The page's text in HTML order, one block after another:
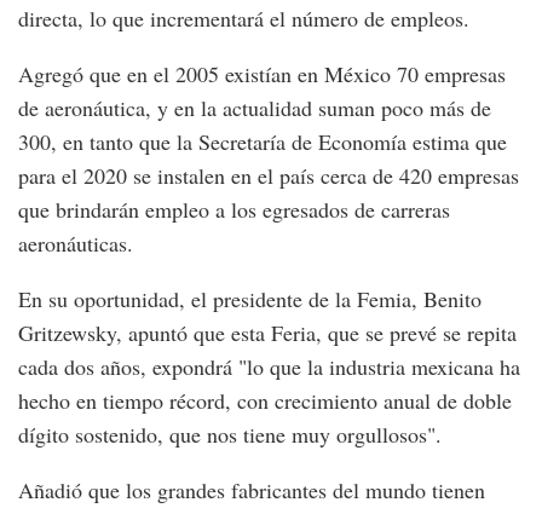
directa, lo que incrementará el número de empleos.
Agregó que en el 2005 existían en México 70 empresas
de aeronáutica, y en la actualidad suman poco más de
300, en tanto que la Secretaría de Economía estima que
para el 2020 se instalen en el país cerca de 420 empresas
que brindarán empleo a los egresados de carreras
aeronáuticas.
En su oportunidad, el presidente de la Femia, Benito
Gritzewsky, apuntó que esta Feria, que se prevé se repita
cada dos años, expondrá "lo que la industria mexicana ha
hecho en tiempo récord, con crecimiento anual de doble
dígito sostenido, que nos tiene muy orgullosos".
Añadió que los grandes fabricantes del mundo tienen